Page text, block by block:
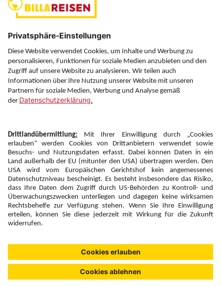
Über uns
Service
Information
Folgen Sie uns auf
Newsletter:
Anmelden
Fairness und
Unsere Inhalte: Standards und
Meldung
Copyright © 2026 DERTOUR Austria GmbH